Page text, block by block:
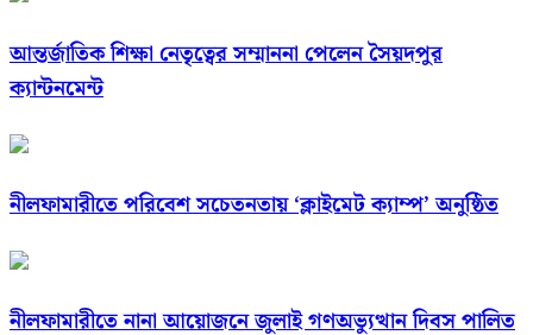
আন্তর্জাতিক শিক্ষা নেতৃত্বের সম্মাননা পেলেন সৈয়দপুর
ক্যান্টনমেন্ট
নীলফামারীতে পরিবেশ সচেতনতায় ‘ক্লাইমেট ক্যাম্প’ অনুষ্ঠিত
নীলফামারীতে নানা আয়োজনে জুলাই গণঅভ্যুত্থান দিবস পালিত